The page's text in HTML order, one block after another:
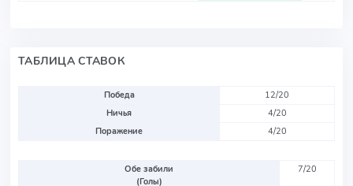
ТАБЛИЦА СТАВОК
Победа
12/20
Ничья
4/20
Поражение
4/20
Обе забили
(Голы)
7/20